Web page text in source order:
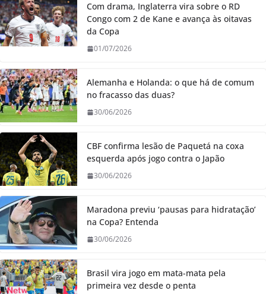
Com drama, Inglaterra vira sobre o RD
Congo com 2 de Kane e avança às oitavas
da Copa
01/07/2026
Alemanha e Holanda: o que há de comum
no fracasso das duas?
30/06/2026
CBF confirma lesão de Paquetá na coxa
esquerda após jogo contra o Japão
30/06/2026
Maradona previu ‘pausas para hidratação’
na Copa? Entenda
30/06/2026
Brasil vira jogo em mata-mata pela
primeira vez desde o penta